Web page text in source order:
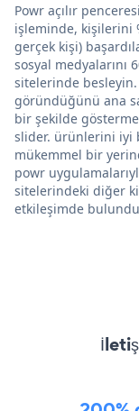
Powr açılır
işleminde, kişilerini
gerçek kişi)
sosyal medyalarını
sitelerinde
göründüğünü ana
bir şekilde
slider. ürünlerini iyi
mükemmel bir
powr
sitelerindeki diğer
etkileşimde